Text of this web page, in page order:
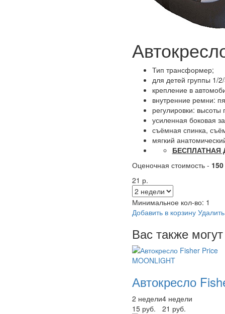
Тип трансформер;
для детей группы 1/
крепление в
внутренние ремни:
регулировки: высоты
усиленная боковая
съёмная спинка,
мягкий
БЕСПЛАТНАЯ
Оценочная стоимость -
21 р.
Минимальное кол-во: 1
Добавить в корзину
Вас также
Автокресло
2 недели4 недели
15 руб.
21 руб.